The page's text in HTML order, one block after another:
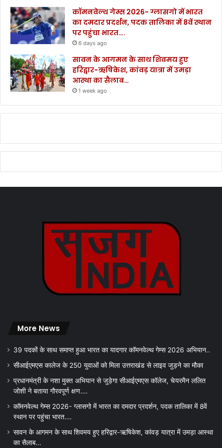
कॉमनवेल्थ गेम्स 2026- ग्लासगो में भारत
का दमदार प्रदर्शन, पदक तालिका में 8वें स्थान
पर पहुंचा भारत….
6 days ago
सावन के आगमन के साथ शिवमय हुए
हरिद्वार-ऋषिकेश, कांवड़ यात्रा में उमड़ा
आस्था का सैलाब…
1 week ago
More News
39 पदकों के साथ समाप्त हुआ भारत का यादगार कॉमनवेल्थ गेम्स 2026 अभियान..
सीआईएमएस कालेज के 250 युवाओं को मिला उत्तराखंड से लाइव जुड़ने का मौका
प्रधानमंत्री के नशा मुक्त अभियान से जुड़ेगा सीआईएमएस कॉलेज, चेयरमैन ललित
जोशी ने बताया गौरवपूर्ण क्षण….
कॉमनवेल्थ गेम्स 2026- ग्लासगो में भारत का दमदार प्रदर्शन, पदक तालिका में 8वें
स्थान पर पहुंचा भारत….
सावन के आगमन के साथ शिवमय हुए हरिद्वार-ऋषिकेश, कांवड़ यात्रा में उमड़ा आस्था
का सैलाब…